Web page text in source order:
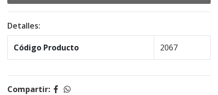
Detalles:
Código Producto 2067
Compartir: